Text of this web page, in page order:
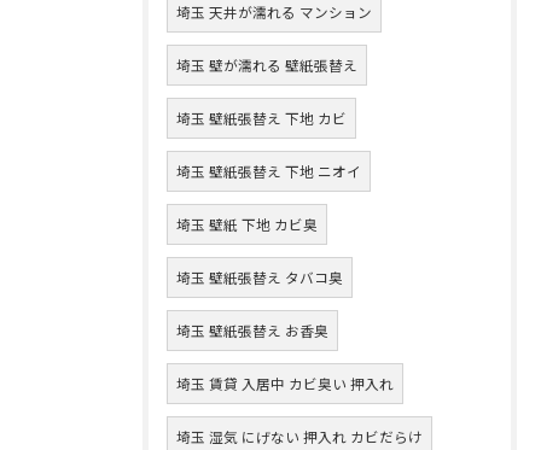
埼玉 天井が濡れる マンション
埼玉 壁が濡れる 壁紙張替え
埼玉 壁紙張替え 下地 カビ
埼玉 壁紙張替え 下地 ニオイ
埼玉 壁紙 下地 カビ臭
埼玉 壁紙張替え タバコ臭
埼玉 壁紙張替え お香臭
埼玉 賃貸 入居中 カビ臭い 押入れ
埼玉 湿気 にげない 押入れ カビだらけ